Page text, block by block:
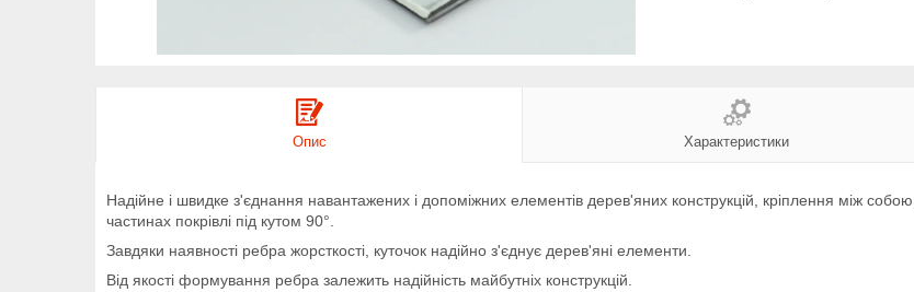
Опис Характеристики
Надійне і швидке з'єднання навантажених і допоміжних елементів дерев'яних конструкцій, кріплення між
частинах покрівлі під кутом 90°.
Завдяки наявності ребра жорсткості, куточок надійно з'єднує дерев'яні елементи.
Від якості формування ребра залежить надійність майбутніх конструкцій.